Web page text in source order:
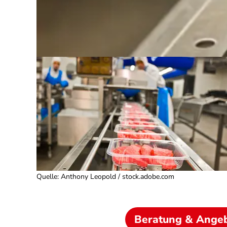
Quelle: Anthony Leopold / stock.adobe.com
Beratung &